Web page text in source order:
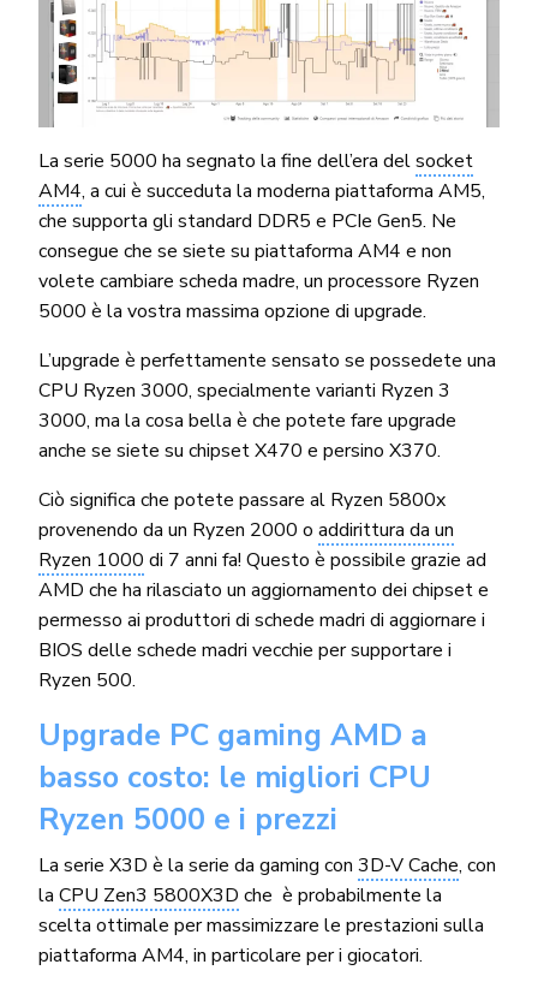
La serie 5000 ha segnato la fine dell’era delsocket
AM4, a cui è succeduta la moderna piattaforma AM5,
che supporta gli standard DDR5 e PCIe Gen5. Ne
consegue che se siete su piattaforma AM4 e non
volete cambiare scheda madre, un processore Ryzen
5000 è la vostra massima opzione di upgrade.
L’upgrade è perfettamente sensato se possedete una
CPU Ryzen 3000, specialmente varianti Ryzen 3
3000, ma la cosa bella è che potete fare upgrade
anche se siete su chipset X470 e persino X370.
Ciò significa che potete passare al Ryzen 5800x
provenendo da un Ryzen 2000 oaddirittura da un
Ryzen 1000 di 7 anni fa! Questo è possibile grazie ad
AMD che ha rilasciato un aggiornamento dei chipset e
permesso ai produttori di schede madri di aggiornare i
BIOS delle schede madri vecchie per supportare i
Ryzen 500.
Upgrade PC gaming AMD a
basso costo: le migliori CPU
Ryzen 5000 e i prezzi
La serie X3D è la serie da gaming con3D-V Cache, con
la CPU Zen3 5800X3D che è probabilmente la
scelta ottimale per massimizzare le prestazioni sulla
piattaforma AM4, in particolare per i giocatori.